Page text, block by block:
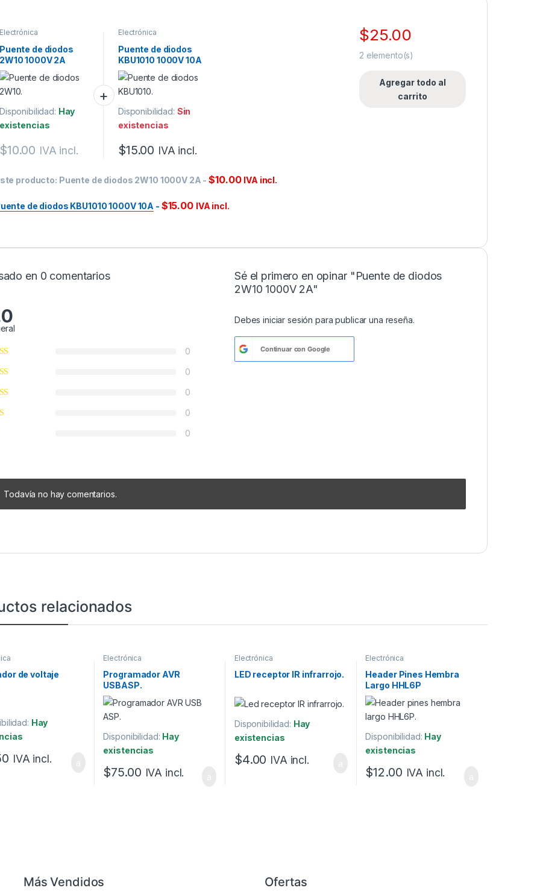
Electrónica
Puente de diodos
2W10 1000V 2A
Disponibilidad: Hay
existencias
$10.00 IVA incl.
Electrónica
Puente de diodos
KBU1010 1000V 10A
Disponibilidad: Sin
existencias
$15.00 IVA incl.
producto: Puente de diodos 2W10 1000V 2A -$10.00 IVA incl.
de diodos KBU1010 1000V 10A - $15.00 IVA incl.
$25.00
2 elemento(s)
Agregar todo al
carrito
en 0 comentarios
0
0
0
0
0
Sé el primero en opinar "Puente de diodos
2W10 1000V 2A"
Debesiniciar sesión para publicar una reseña.
Continuar conGoogle
Todavía no hay comentarios.
relacionados
de voltaje
Hay
IVA incl.
Electrónica
Programador AVR
USBASP.
Disponibilidad: Hay
existencias
$75.00 IVA incl.
Electrónica
LED receptor IR infrarrojo.
Disponibilidad: Hay
existencias
$4.00 IVA incl.
Electrónica
Header Pines Hembra
Largo HHL6P
Disponibilidad: Hay
existencias
$12.00 IVA incl.
Más Vendidos Ofertas